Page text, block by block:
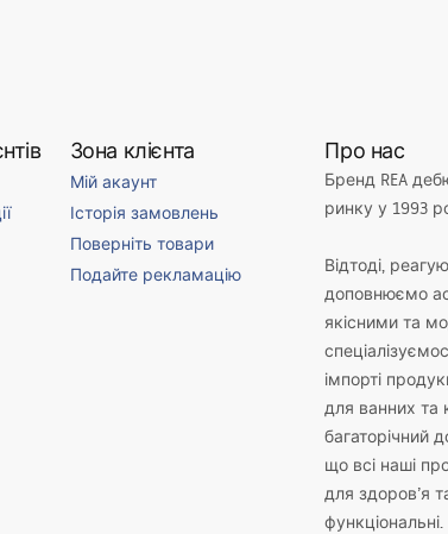
Зона клієнта
Мій акаунт
Історія замовлень
Поверніть товари
Подайте рекламацію
Про нас
Бренд REA
ринку у 1993
Відтоді,
доповнюємо
якісними та
імпорті
для ванних та
багаторічний
що всі наші
для здоров’я
функціональні.